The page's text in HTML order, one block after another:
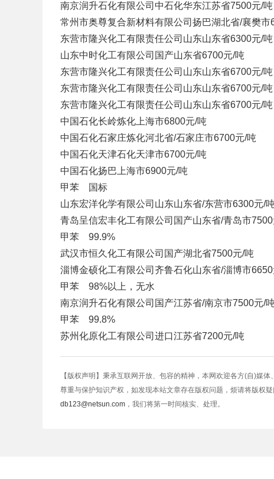
南京润升石化有限公司 中石化华东江苏省7500元/吨
常州市奥尊复合新材料有限公司 扬巴湖北省/襄樊市
东营市隆兴化工有限责任公司 山东山东省6300元/吨
山东中时化工有限公司 国产山东省6700元/吨
东营市隆兴化工有限责任公司 山东山东省6700元/吨
东营市隆兴化工有限责任公司 山东山东省6700元/吨
东营市隆兴化工有限责任公司 山东山东省6700元/吨
中国石化长岭炼化 上海市6800元/吨
中国石化石家庄炼化河北省/石家庄市6700元/吨
中国石化天津石化天津市6700元/吨
中国石化扬巴 上海市6900元/吨
甲苯 国标
山东宏洋化学有限公司 山东山东省/东营市6300元/
青岛呈信宏丰化工有限公司 国产山东省/青岛市
甲苯 99.9%
武汉市恒久化工有限公司 国产湖北省7500元/吨
淄博金硕化工有限公司 齐鲁石化山东省/淄博市
甲苯 98%以上，无水
南京润升石化有限公司 国产江苏省/南京市7500元/
甲苯 99.8%
苏州化原化工有限公司 进口江苏省7200元/吨
【版权声明】秉承互联网开放、包容的精神，本网欢迎各方(自)媒
尊重与保护知识产权，如发现本站文章存在版权问题，烦请将版权
db123@netsun.com ，我们将第一时间核实、处理。